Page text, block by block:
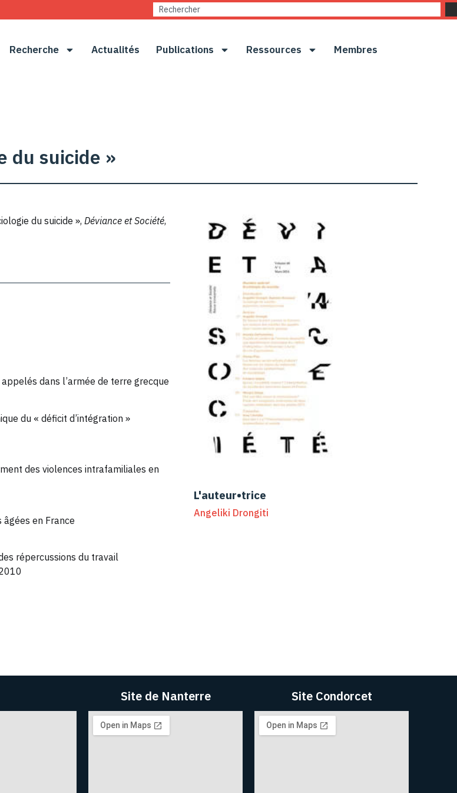
Recherche Actualités Publications Ressources Membres
du suicide »
du suicide », Déviance et Société,
dans l’armée de terre grecque
du « déficit d’intégration »
des violences intrafamiliales en
âgées en France
répercussions du travail
L'auteur•trice
Angeliki Drongiti
Site de Nanterre Site Condorcet